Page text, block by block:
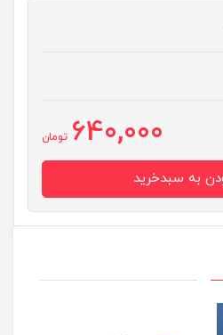
640,000 تومان